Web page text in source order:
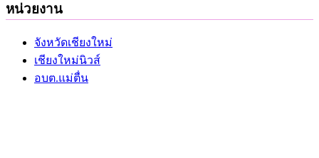
หน่วยงาน
จังหวัดเชียงใหม่
เชียงใหม่นิวส์
อบต.แม่ตื่น